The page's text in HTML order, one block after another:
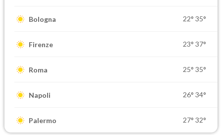
Bologna 22° 35°
Firenze 23° 37°
Roma 25° 35°
Napoli 26° 34°
Palermo 27° 32°